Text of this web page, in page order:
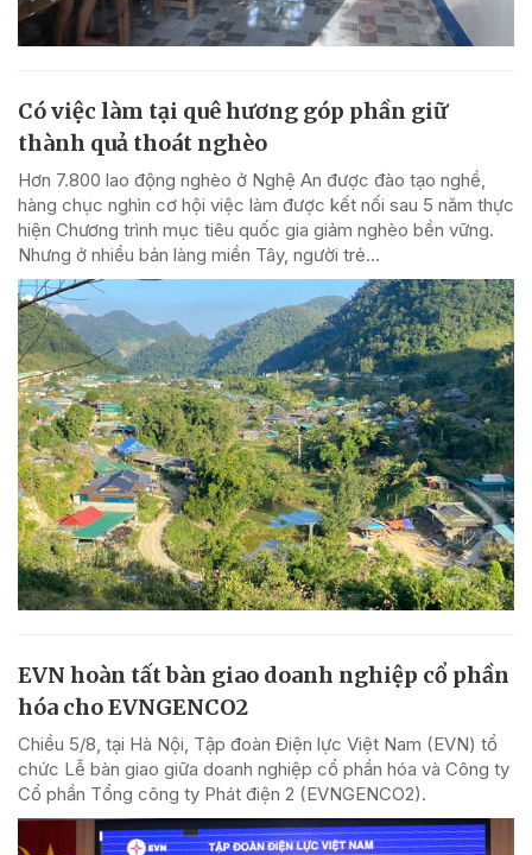
Có việc làm tại quê hương góp phần giữ
thành quả thoát nghèo
Hơn 7.800 lao động nghèo ở Nghệ An được đào tạo nghề,
hàng chục nghìn cơ hội việc làm được kết nối sau 5 năm thực
hiện Chương trình mục tiêu quốc gia giảm nghèo bền vững.
Nhưng ở nhiều bản làng miền Tây, người trẻ...
EVN hoàn tất bàn giao doanh nghiệp cổ phần
hóa cho EVNGENCO2
Chiều 5/8, tại Hà Nội, Tập đoàn Điện lực Việt Nam (EVN) tổ
chức Lễ bàn giao giữa doanh nghiệp cổ phần hóa và Công ty
Cổ phần Tổng công ty Phát điện 2 (EVNGENCO2).